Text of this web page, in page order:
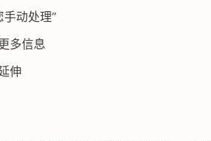
动处理”
多信息
伸